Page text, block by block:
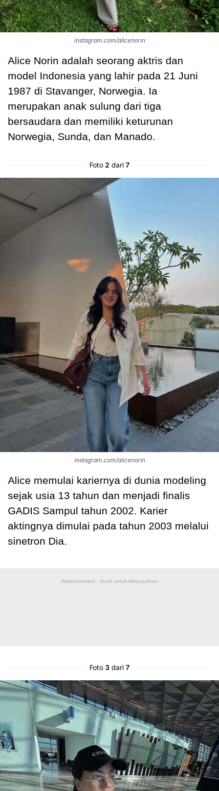
instagram.com/alicenorin
Alice Norin adalah seorang aktris dan
model Indonesia yang lahir pada 21 Juni
1987 di Stavanger, Norwegia. Ia
merupakan anak sulung dari tiga
bersaudara dan memiliki keturunan
Norwegia, Sunda, dan Manado.
Foto 2 dari 7
instagram.com/alicenorin
Alice memulai kariernya di dunia modeling
sejak usia 13 tahun dan menjadi finalis
GADIS Sampul tahun 2002. Karier
aktingnya dimulai pada tahun 2003 melalui
sinetron Dia.
Advertisement - Scroll untuk Melanjutkan
Foto 3 dari 7